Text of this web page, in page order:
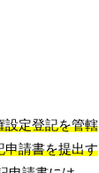
設定登記を管轄
申請書を提出す